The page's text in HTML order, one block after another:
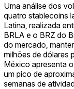
Uma análise dos
quatro stablecoins
Latina, realizada
BRLA e o BRZ do
do mercado,
milhões de dólares
México apresenta
um pico de
semanas de